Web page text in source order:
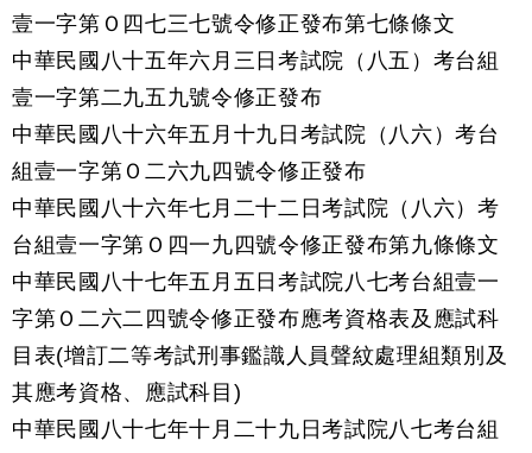
壹一字第Ｏ四七三七號令修正發布第七條條文
中華民國八十五年六月三日考試院（八五）考台組
壹一字第二九五九號令修正發布
中華民國八十六年五月十九日考試院（八六）考台
組壹一字第Ｏ二六九四號令修正發布
中華民國八十六年七月二十二日考試院（八六）考
台組壹一字第Ｏ四一九四號令修正發布第九條條文
中華民國八十七年五月五日考試院八七考台組壹一
字第Ｏ二六二四號令修正發布應考資格表及應試科
目表(增訂二等考試刑事鑑識人員聲紋處理組類別及
其應考資格、應試科目)
中華民國八十七年十月二十九日考試院八七考台組